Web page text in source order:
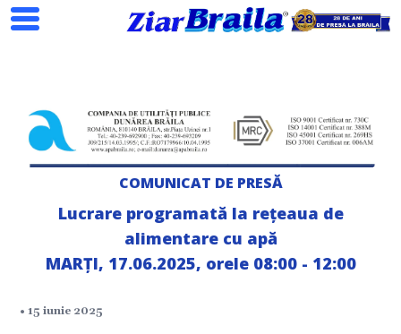
Search
COMUNICAT DE PRESĂ
Lucrare programată la rețeaua de
alimentare cu apă
MARȚI, 17.06.2025, orele 08:00 - 12:00
• 15 iunie 2025